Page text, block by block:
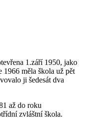
1.září 1950, jako
1966 měla škola už pět
ji šedesát dva
až do roku
zvláštní škola.